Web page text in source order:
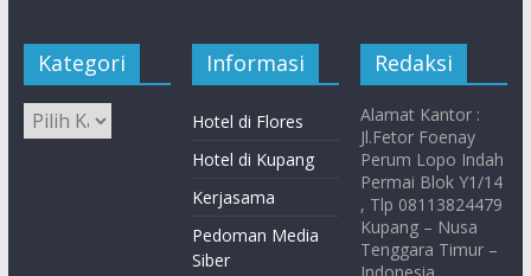
Kategori Informasi
Hotel di Flores
Hotel di Kupang
Kerjasama
Pedoman Media
Siber
Redaksi
Alamat Kantor :
Jl.Fetor Foenay
Perum Lopo Indah
Permai Blok Y1/14
, Tlp 08113824479
Kupang – Nusa
Tenggara Timur –